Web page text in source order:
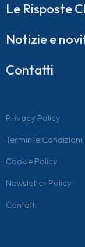
Le Risposte
Notizie e
Contatti
Privacy Policy
Termini e Condizioni
Cookie Policy
Newsletter Policy
Contatti